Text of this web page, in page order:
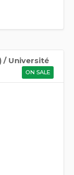
/ Université
ON SALE